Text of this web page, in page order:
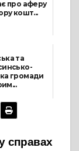
про аферу
кошт...
та
громади
2023
справах